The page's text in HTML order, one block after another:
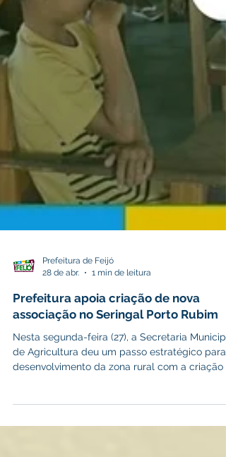
Prefeitura de Feijó
28 de abr.
1 min de leitura
Prefeitura apoia criação de nova
associação no Seringal Porto Rubim
uma nova associação de produtores no